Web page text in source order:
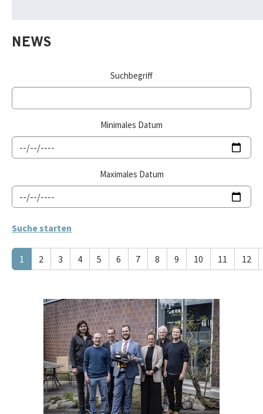
NEWS
Suchbegriff
Minimales Datum
Maximales Datum
1 2 3 4 5 6 7 8 9 10 11 12